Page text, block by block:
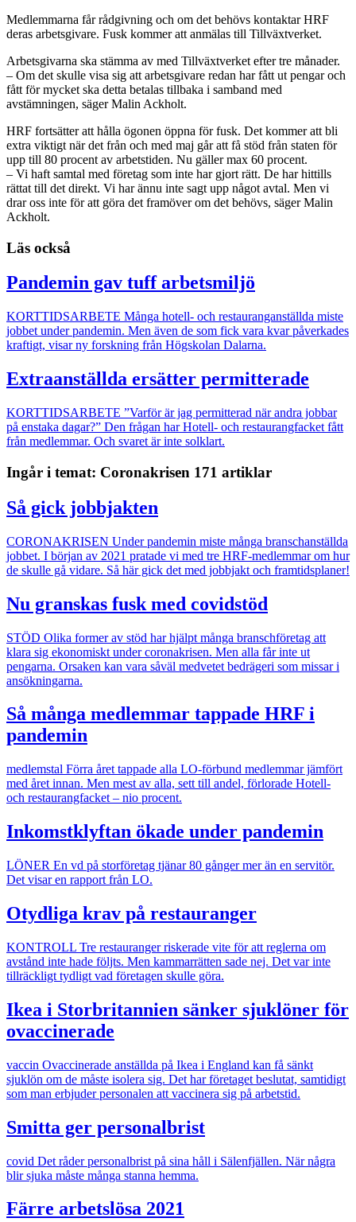
Medlemmarna får rådgivning och om det behövs kontaktar HRF
deras arbetsgivare. Fusk kommer att anmälas till Tillväxtverket.
Arbetsgivarna ska stämma av med Tillväxtverket efter tre månader.
– Om det skulle visa sig att arbetsgivare redan har fått ut pengar och
fått för mycket ska detta betalas tillbaka i samband med
avstämningen, säger Malin Ackholt.
HRF fortsätter att hålla ögonen öppna för fusk. Det kommer att bli
extra viktigt när det från och med maj går att få stöd från staten för
upp till 80 procent av arbetstiden. Nu gäller max 60 procent.
– Vi haft samtal med företag som inte har gjort rätt. De har hittills
rättat till det direkt. Vi har ännu inte sagt upp något avtal. Men vi
drar oss inte för att göra det framöver om det behövs, säger Malin
Ackholt.
Läs också
Pandemin gav tuff arbetsmiljö
KORTTIDSARBETE Många hotell- och restauranganställda miste
jobbet under pandemin. Men även de som fick vara kvar påverkades
kraftigt, visar ny forskning från Högskolan Dalarna.
Extraanställda ersätter permitterade
KORTTIDSARBETE ”Varför är jag permitterad när andra jobbar
på enstaka dagar?” Den frågan har Hotell- och restaurangfacket fått
från medlemmar. Och svaret är inte solklart.
Ingår i temat: Coronakrisen 171 artiklar
Så gick jobbjakten
CORONAKRISEN Under pandemin miste många branschanställda
jobbet. I början av 2021 pratade vi med tre HRF-medlemmar om hur
de skulle gå vidare. Så här gick det med jobbjakt och framtidsplaner!
Nu granskas fusk med covidstöd
STÖD Olika former av stöd har hjälpt många branschföretag att
klara sig ekonomiskt under coronakrisen. Men alla får inte ut
pengarna. Orsaken kan vara såväl medvetet bedrägeri som missar i
ansökningarna.
Så många medlemmar tappade HRF i
pandemin
medlemstal Förra året tappade alla LO-förbund medlemmar jämfört
med året innan. Men mest av alla, sett till andel, förlorade Hotell-
och restaurangfacket – nio procent.
Inkomstklyftan ökade under pandemin
LÖNER En vd på storföretag tjänar 80 gånger mer än en servitör.
Det visar en rapport från LO.
Otydliga krav på restauranger
KONTROLL Tre restauranger riskerade vite för att reglerna om
avstånd inte hade följts. Men kammarrätten sade nej. Det var inte
tillräckligt tydligt vad företagen skulle göra.
Ikea i Storbritannien sänker sjuklöner för
ovaccinerade
vaccin Ovaccinerade anställda på Ikea i England kan få sänkt
sjuklön om de måste isolera sig. Det har företaget beslutat, samtidigt
som man erbjuder personalen att vaccinera sig på arbetstid.
Smitta ger personalbrist
covid Det råder personalbrist på sina håll i Sälenfjällen. När några
blir sjuka måste många stanna hemma.
Färre arbetslösa 2021